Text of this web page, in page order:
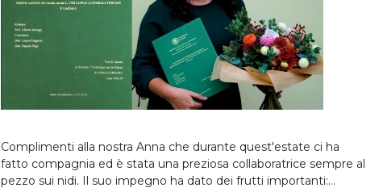
Complimenti alla nostra Anna che durante quest'estate ci ha
fatto compagnia ed è stata una preziosa collaboratrice sempre al
pezzo sui nidi. Il suo impegno ha dato dei frutti importanti:…